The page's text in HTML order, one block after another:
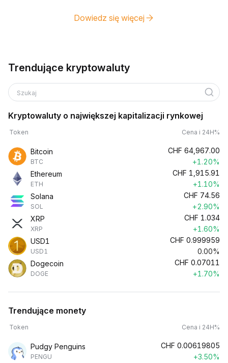
Dowiedz się więcej
Trendujące kryptowaluty
Szukaj
Kryptowaluty o największej kapitalizacji rynkowej
Token Cena i 24H%
Bitcoin
BTC
CHF 64,967.00
+1.20%
Ethereum
ETH
CHF 1,915.91
+1.10%
Solana
SOL
CHF 74.56
+2.90%
XRP
XRP
CHF 1.034
+1.60%
USD1
USD1
CHF 0.999959
0.00%
Dogecoin
DOGE
CHF 0.07011
+1.70%
Trendujące monety
Token Cena i 24H%
Pudgy Penguins
PENGU
CHF 0.00619805
+3.50%